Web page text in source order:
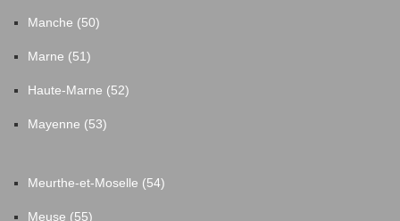
Manche (50)
Marne (51)
Haute-Marne (52)
Mayenne (53)
Meurthe-et-Moselle (54)
Meuse (55)